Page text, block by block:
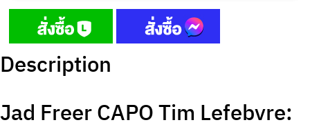
Description
Jad Freer CAPO Tim Lefebvre: